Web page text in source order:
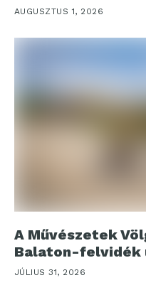
AUGUSZTUS 1, 2026
A Művészetek
Balaton-felvidék
JÚLIUS 31, 2026